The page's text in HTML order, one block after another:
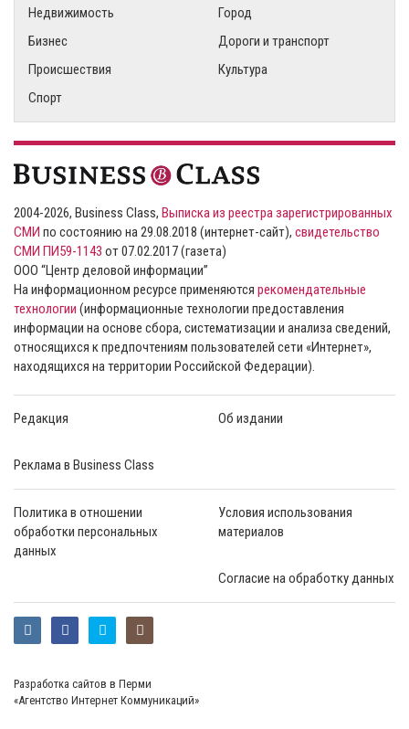
Недвижимость
Город
Бизнес
Дороги и транспорт
Происшествия
Культура
Спорт
2004-2026, Business Class, Выписка из реестра зарегистрированных
СМИ по состоянию на 29.08.2018 (интернет-сайт), свидетельство
СМИ ПИ59-1143 от 07.02.2017 (газета)
ООО “Центр деловой информации”
На информационном ресурсе применяются рекомендательные
технологии (информационные технологии предоставления
информации на основе сбора, систематизации и анализа сведений,
относящихся к предпочтениям пользователей сети «Интернет»,
находящихся на территории Российской Федерации).
Редакция Об издании
Реклама в Business Class
Политика в отношении
обработки персональных
данных
Условия использования
материалов
Согласие на обработку данных
Разработка сайтов в Перми
«Агентство Интернет Коммуникаций»